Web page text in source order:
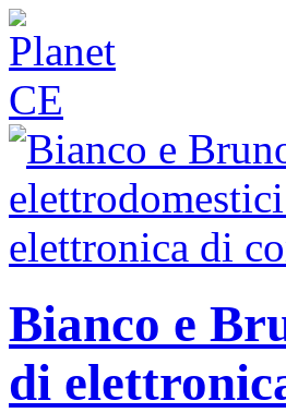
Bianco e
di